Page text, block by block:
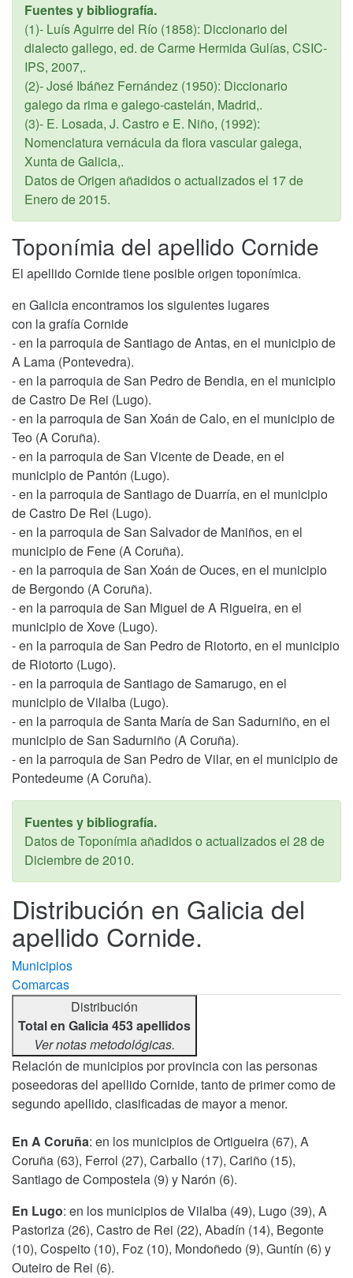
Fuentes y bibliografía.
(1)- Luís Aguirre del Río (1858): Diccionario del
dialecto gallego, ed. de Carme Hermida Gulías, CSIC-
IPS, 2007,.
(2)- José Ibáñez Fernández (1950): Diccionario
galego da rima e galego-castelán, Madrid,.
(3)- E. Losada, J. Castro e E. Niño, (1992):
Nomenclatura vernácula da flora vascular galega,
Xunta de Galicia,.
Datos de Origen añadidos o actualizados el 17 de
Enero de 2015.
Toponímia del apellido Cornide
El apellido Cornide tiene posible origen toponímica.
en Galicia encontramos los siguientes lugares
con la grafía Cornide
- en la parroquia de Santiago de Antas, en el municipio de
A Lama (Pontevedra).
- en la parroquia de San Pedro de Bendia, en el municipio
de Castro De Rei (Lugo).
- en la parroquia de San Xoán de Calo, en el municipio de
Teo (A Coruña).
- en la parroquia de San Vicente de Deade, en el
municipio de Pantón (Lugo).
- en la parroquia de Santiago de Duarría, en el municipio
de Castro De Rei (Lugo).
- en la parroquia de San Salvador de Maniños, en el
municipio de Fene (A Coruña).
- en la parroquia de San Xoán de Ouces, en el municipio
de Bergondo (A Coruña).
- en la parroquia de San Miguel de A Rigueira, en el
municipio de Xove (Lugo).
- en la parroquia de San Pedro de Riotorto, en el municipio
de Riotorto (Lugo).
- en la parroquia de Santiago de Samarugo, en el
municipio de Vilalba (Lugo).
- en la parroquia de Santa María de San Sadurniño, en el
municipio de San Sadurniño (A Coruña).
- en la parroquia de San Pedro de Vilar, en el municipio de
Pontedeume (A Coruña).
Fuentes y bibliografía.
Datos de Toponímia añadidos o actualizados el 28 de
Diciembre de 2010.
Distribución en Galicia del
apellido Cornide.
Municipios
Comarcas
Distribución
Total en Galicia 453 apellidos
Ver notas metodológicas.
Relación de municipios por provincia con las personas
poseedoras del apellido Cornide, tanto de primer como de
segundo apellido, clasificadas de mayor a menor.
En A Coruña: en los municipios de Ortigueira (67), A
Coruña (63), Ferrol (27), Carballo (17), Cariño (15),
Santiago de Compostela (9) y Narón (6).
En Lugo: en los municipios de Vilalba (49), Lugo (39), A
Pastoriza (26), Castro de Rei (22), Abadín (14), Begonte
(10), Cospeito (10), Foz (10), Mondoñedo (9), Guntín (6) y
Outeiro de Rei (6).